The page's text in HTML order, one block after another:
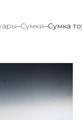
–Сумки–Сумка